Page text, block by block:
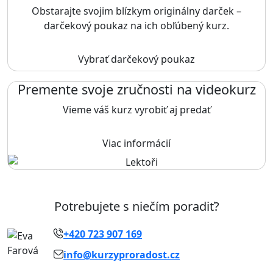
Obstarajte svojim blízkym originálny darček –
darčekový poukaz na ich obľúbený kurz.
Vybrať darčekový poukaz
Premente svoje zručnosti na videokurz
Vieme váš kurz vyrobiť aj predať
Viac informácií
Potrebujete s niečím poradiť?
+420 723 907 169
info@kurzyproradost.cz